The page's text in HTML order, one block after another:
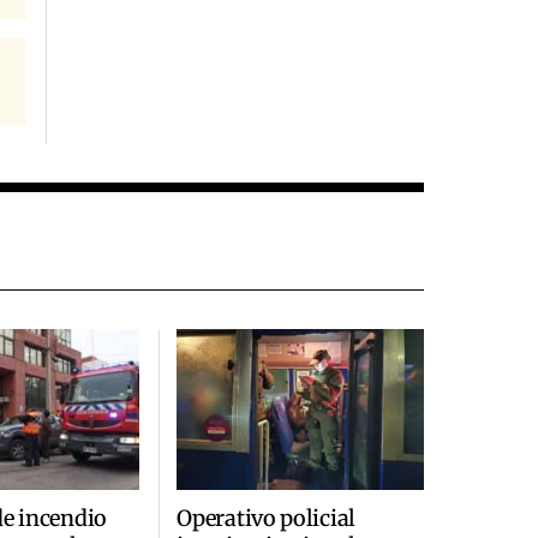
incendio
Operativo policial